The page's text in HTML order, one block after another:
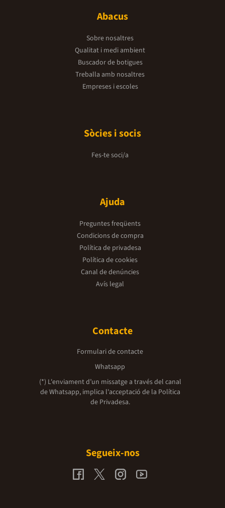
Abacus
Sobre nosaltres
Qualitat i medi ambient
Buscador de botigues
Treballa amb nosaltres
Empreses i escoles
Sòcies i socis
Fes-te soci/a
Ajuda
Preguntes freqüents
Condicions de compra
Política de privadesa
Política de cookies
Canal de denúncies
Avís legal
Contacte
Formulari de contacte
Whatsapp
(*) L'enviament d’un missatge a través del canal
de Whatsapp, implica l'acceptació de la Política
de Privadesa.
Segueix-nos